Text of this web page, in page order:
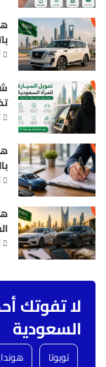
لا تفوتك
السعودية
تويوتا